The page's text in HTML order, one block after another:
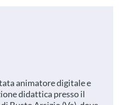
animatore digitale e
didattica presso il